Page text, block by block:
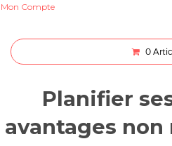
Mon Compte
0
Planifier
avantages